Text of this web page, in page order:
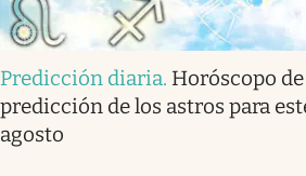
Predicción diaria. Horóscopo
predicción de los astros para
agosto